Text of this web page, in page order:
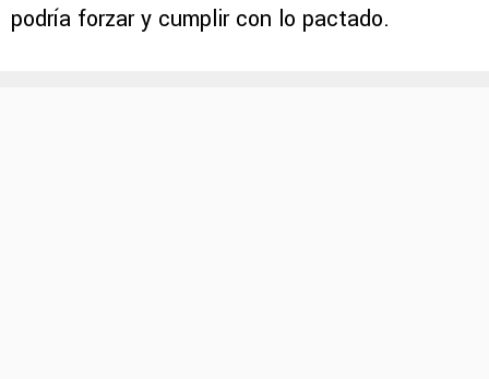
podría forzar y cumplir con lo pactado.